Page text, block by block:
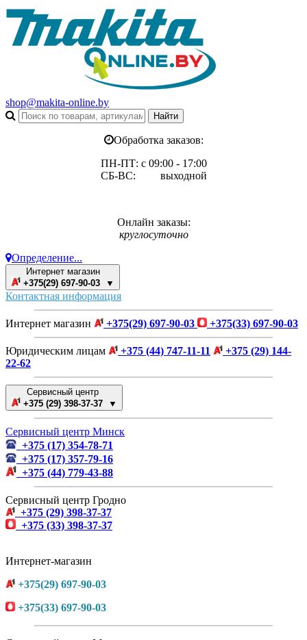
shop@makita-online.by
Обработка заказов:
ПН-ПТ: с 09:00 - 17:00
СБ-ВС: выходной
Онлайн заказы:
круглосуточно
Определение...
Интернет магазин
+375(29) 697-90-03 ▼
Контактная информация
Интернет магазин +375(29) 697-90-03 +375(33) 697-90-03
Юридическим лицам +375 (44) 747-11-11
+375 (29) 144-
22-62
Сервисный центр
+375 (29) 398-37-37 ▼
Сервисный центр Минск
+375 (17) 354-78-71
+375 (17) 357-79-16
+375 (44) 779-43-88
Сервисный центр Гродно
+375 (29) 398-37-37
+375 (33) 398-37-37
Интернет-магазин
+375(29) 697-90-03
+375(33) 697-90-03